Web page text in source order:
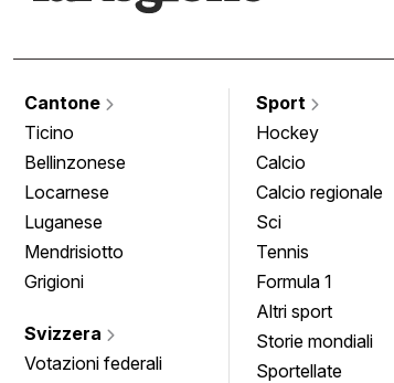
Cantone
Ticino
Bellinzonese
Locarnese
Luganese
Mendrisiotto
Grigioni
Svizzera
Votazioni federali
Sport
Hockey
Calcio
Calcio regionale
Sci
Tennis
Formula 1
Altri sport
Storie mondiali
Sportellate